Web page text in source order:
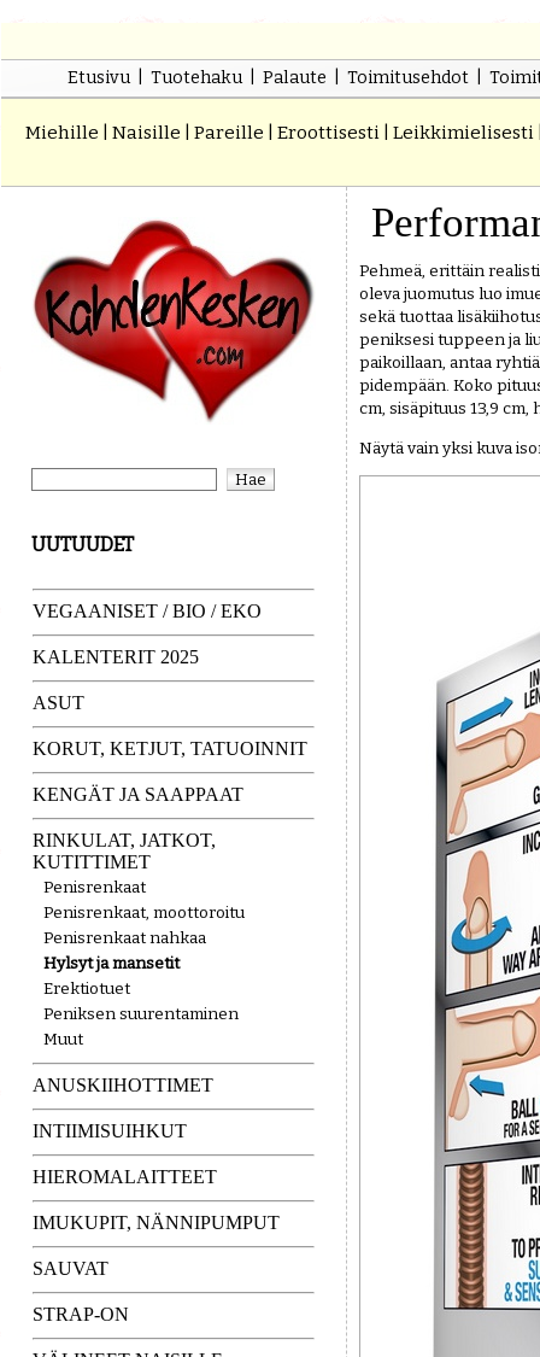
Etusivu| Tuotehaku| Palaute Toimitusehdot
Miehille Naisille Pareille Eroottisesti Leikkimielisesti
UUTUUDET
VEGAANISET / BIO / EKO
KALENTERIT 2025
ASUT
KORUT, KETJUT, TATUOINNIT
KENGÄT JA SAAPPAAT
RINKULAT, JATKOT,
KUTITTIMET
Penisrenkaat
Penisrenkaat, moottoroitu
Penisrenkaat nahkaa
Hylsyt ja mansetit
Erektiotuet
Peniksen suurentaminen
Muut
ANUSKIIHOTTIMET
INTIIMISUIHKUT
HIEROMALAITTEET
IMUKUPIT, NÄNNIPUMPUT
SAUVAT
STRAP-ON
Pehmeä, erittäin
oleva juomutus luo
sekä tuottaa
peniksesi tuppeen ja
paikoillaan, antaa
pidempään. Koko
cm, sisäpituus 13,9 cm,
Näytä vain yksi kuva